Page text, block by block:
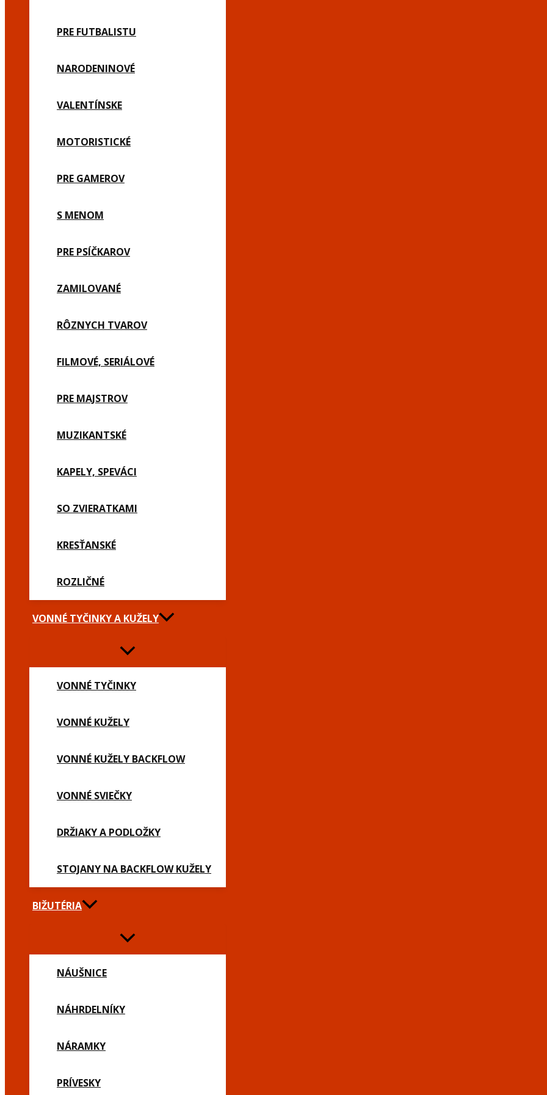
PRE FUTBALISTU
NARODENINOVÉ
VALENTÍNSKE
MOTORISTICKÉ
PRE GAMEROV
S MENOM
PRE PSÍČKAROV
ZAMILOVANÉ
RÔZNYCH TVAROV
FILMOVÉ, SERIÁLOVÉ
PRE MAJSTROV
MUZIKANTSKÉ
KAPELY, SPEVÁCI
SO ZVIERATKAMI
KRESŤANSKÉ
ROZLIČNÉ
VONNÉ TYČINKY A KUŽELY
VONNÉ TYČINKY
VONNÉ KUŽELY
VONNÉ KUŽELY BACKFLOW
VONNÉ SVIEČKY
DRŽIAKY A PODLOŽKY
STOJANY NA BACKFLOW KUŽELY
BIŽUTÉRIA
NÁUŠNICE
NÁHRDELNÍKY
NÁRAMKY
PRÍVESKY